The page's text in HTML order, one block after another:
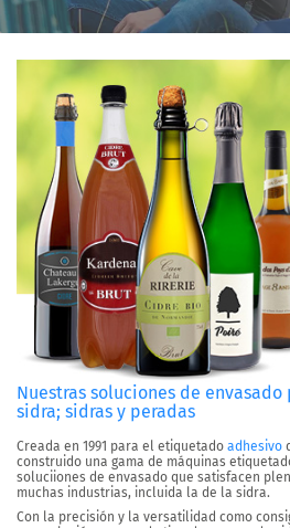
Nuestras soluciones de
sidra; sidras y peradas
Creada en 1991 para el etiquetado adhesivo
construido una gama de máquinas
soluciiones de envasado que satisfacen
muchas industrias, incluida la de la sidra.
Con la precisión y la versatilidad como